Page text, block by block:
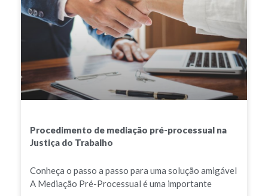
Procedimento de mediação pré-processual na
Justiça do Trabalho
Conheça o passo a passo para uma solução amigável
A Mediação Pré-Processual é uma importante